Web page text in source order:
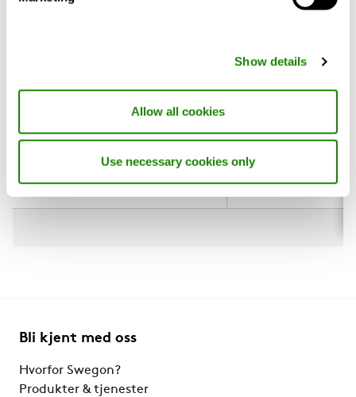
Show details
Allow all cookies
Use necessary cookies only
Bli kjent med oss
Hvorfor Swegon?
Produkter & tjenester